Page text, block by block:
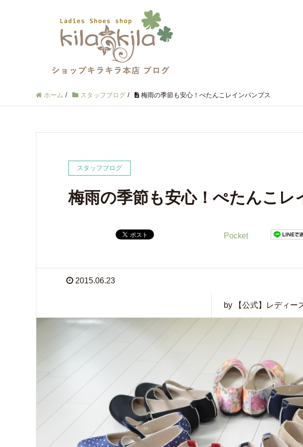
ホーム / スタッフブログ / 梅雨の季節も安心！ぺたんこレインパンプス
スタッフブログ
梅雨の季節も安心！ぺたんこレ
Pocket
2015.06.23
by 【公式】レディー